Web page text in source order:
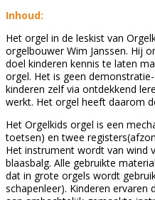
Inhoud:
Het orgel in de leskist van
orgelbouwer Wim Janssen. Hij
doel kinderen kennis te laten
orgel. Het is geen
kinderen zelf via ontdekkend
werkt. Het orgel heeft daarom
Het Orgelkids orgel is een
toetsen) en twee
Het instrument wordt van wind
blaasbalg. Alle gebruikte
dat in grote orgels wordt
schapenleer). Kinderen